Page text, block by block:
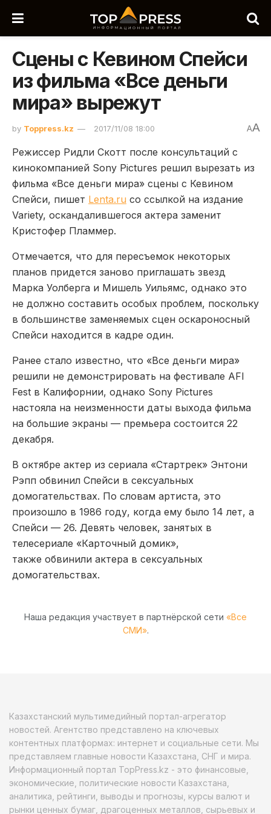
Cцены с Кевином Спейси
из фильма «Все деньги
мира» вырежут
by Toppress.kz 2017/11/08 18:00 AA
Режиссер Ридли Скотт после консультаций с
кинокомпанией Sony Pictures решил вырезать из
фильма «Все деньги мира» сцены с Кевином
Спейси, пишет Lenta.ru со ссылкой на издание
Variety, оскандалившегося актера заменит
Кристофер Пламмер.
Отмечается, что для пересъемок некоторых
планов придется заново приглашать звезд
Марка Уолберга и Мишель Уильямс, однако это
не должно составить особых проблем, поскольку
в большинстве заменяемых сцен оскароносный
Спейси находится в кадре один.
Ранее стало известно, что «Все деньги мира»
решили не демонстрировать на фестивале AFI
Fest в Калифорнии, однако Sony Pictures
настояла на неизменности даты выхода фильма
на большие экраны — премьера состоится 22
декабря.
В октябре актер из сериала «Стартрек» Энтони
Рэпп обвинил Спейси в сексуальных
домогательствах. По словам артиста, это
произошло в 1986 году, когда ему было 14 лет, а
Спейси — 26. Девять человек, занятых в
телесериале «Карточный домик»,
также обвинили актера в сексуальных
домогательствах.
Наша редакция участвует в партнёрской сети «Все
СМИ».
Казахстанский мультимедийный портал-агрегатор
новостей. Агентство представлено на ключевых
контентных платформах: интернет и социальные сети. Мы
представляем главные новости Казахстана, СНГ и мира.
Информационный портал TopPress.kz - это финансовые,
экономические, политические новости Казахстана,
аналитика, рейтинги, выводы и прогнозы, курсы валют и
рынки ценных бумаг, драгоценных металлов, сырьевых и